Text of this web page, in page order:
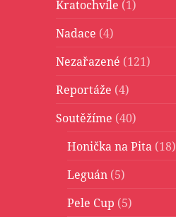
Kratochvíle (1)
Nadace (4)
Nezařazené (121)
Reportáže (4)
Soutěžíme (40)
Honička na Pita (18)
Leguán (5)
Pele Cup (5)